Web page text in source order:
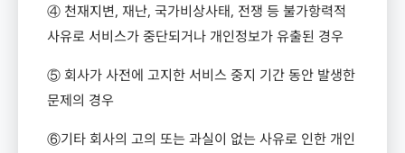
④ 천재지변, 재난, 국가비상사태, 전쟁 등 불가항력적
사유로 서비스가 중단되거나 개인정보가 유출된 경우
⑤ 회사가 사전에 고지한 서비스 중지 기간 동안 발생한
문제의 경우
⑥기타 회사의 고의 또는 과실이 없는 사유로 인한 개인